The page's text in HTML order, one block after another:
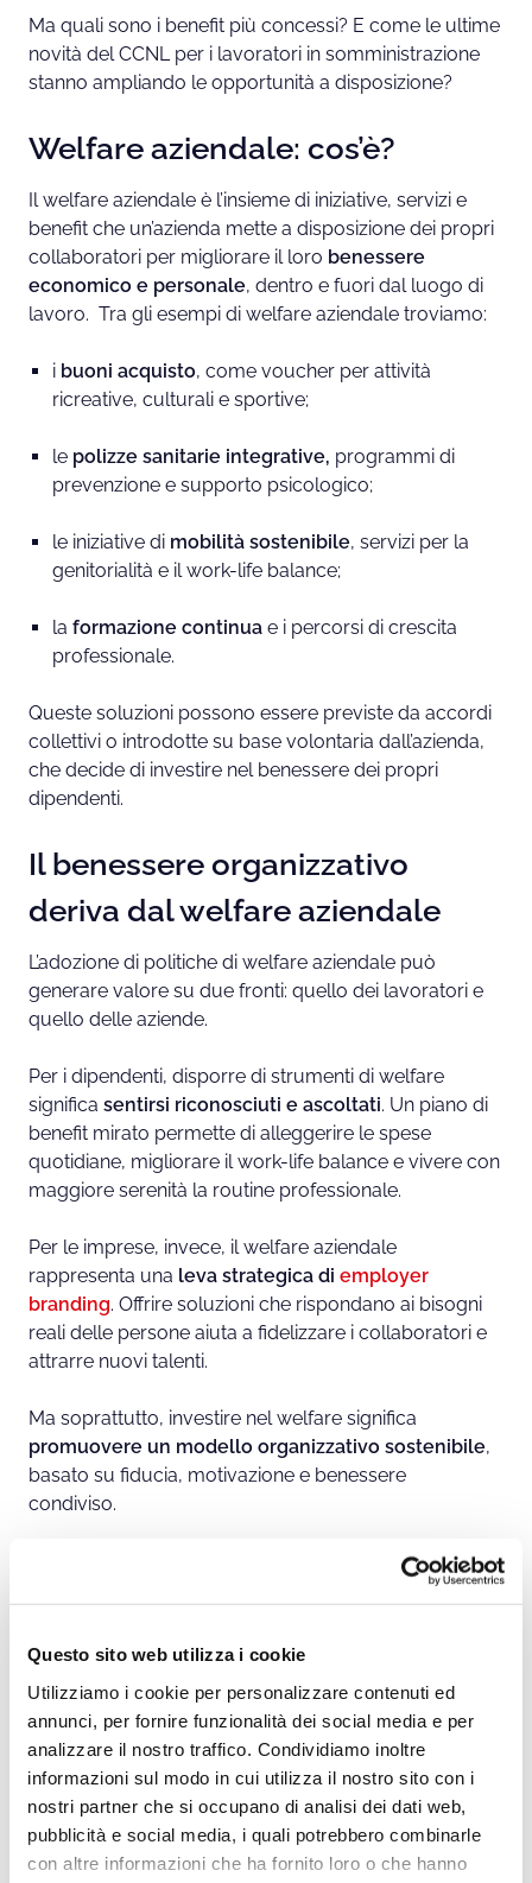
Questo sito web utilizza i cookie
Utilizziamo i cookie per personalizzare contenuti ed
annunci, per fornire funzionalità dei social media e per
analizzare il nostro traffico. Condividiamo inoltre
informazioni sul modo in cui utilizza il nostro sito con i
nostri partner che si occupano di analisi dei dati web,
pubblicità e social media, i quali potrebbero combinarle
con altre informazioni che ha fornito loro o che hanno
Ma quali sono i benefit più concessi? E come le ultime
novità del CCNL per i lavoratori in somministrazione
stanno ampliando le opportunità a disposizione?
Welfare aziendale: cos’è?
Il welfare aziendale è l’insieme di iniziative, servizi e
benefit che un’azienda mette a disposizione dei propri
collaboratori per migliorare il loro benessere
economico e personale, dentro e fuori dal luogo di
lavoro. Tra gli esempi di welfare aziendale troviamo:
i buoni acquisto, come voucher per attività
ricreative, culturali e sportive;
le polizze sanitarie integrative, programmi di
prevenzione e supporto psicologico;
le iniziative di mobilità sostenibile, servizi per la
genitorialità e il work-life balance;
la formazione continua e i percorsi di crescita
professionale.
Queste soluzioni possono essere previste da accordi
collettivi o introdotte su base volontaria dall’azienda,
che decide di investire nel benessere dei propri
dipendenti.
Il benessere organizzativo
deriva dal welfare aziendale
L’adozione di politiche di welfare aziendale può
generare valore su due fronti: quello dei lavoratori e
quello delle aziende.
Per i dipendenti, disporre di strumenti di welfare
significa sentirsi riconosciuti e ascoltati. Un piano di
benefit mirato permette di alleggerire le spese
quotidiane, migliorare il work-life balance e vivere con
maggiore serenità la routine professionale.
Per le imprese, invece, il welfare aziendale
rappresenta una leva strategica di employer
branding. Offrire soluzioni che rispondano ai bisogni
reali delle persone aiuta a fidelizzare i collaboratori e
attrarre nuovi talenti.
Ma soprattutto, investire nel welfare significa
promuovere un modello organizzativo sostenibile,
basato su fiducia, motivazione e benessere
condiviso.
Quali sono i benefit più diffusi di
welfare aziendale?
Secondo la ricercaAON Italia – Report Benefits and
Trends 2024, condotta su oltre 5.000 aziende che
rappresentano più di 2 milioni di dipendenti, il79%
delle organizzazioniha già adottato o sta per
adottare una strategia di welfare strutturata.
Un dato che conferma come il benessere delle
persone sia diventato unapriorità strategica per le